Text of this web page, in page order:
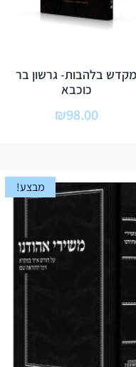
מקדש בלהבות- גרשון בר
כוכבא
₪98.00
מבצע!